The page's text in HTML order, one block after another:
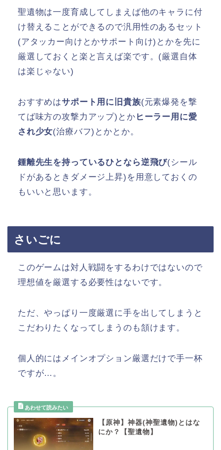
聖遺物は一度育成してしまえば他のキャラに付
け替えることができるので汎用性のあるセット
(アタッカー向けとかサポート向け)とかを先に
厳選しておくと楽と言えば楽です。(厳選自体
は楽じゃない)
おすすめはサポート用に旧貴族(元素爆発を撃
てば味方の攻撃力アップ)とか ヒーラー用に愛
され少女(治療バフ)とかとか。
鍾離先生を持っているひとなら逆飛び(シール
ドがあるときダメージ上昇)を用意しておくの
もいいと思います。
さいごに
このゲームは対人戦闘をするわけではないので
理想値を厳選する必要性はないです。
ただ、やっぱり一度厳選に手を出してしまうと
こだわりたくなってしまうのも頷けます。
個人的にはメインオプション厳選だけで手一杯
ですが…。
【原神】神器(神聖遺物)とはな
にか？【聖遺物】